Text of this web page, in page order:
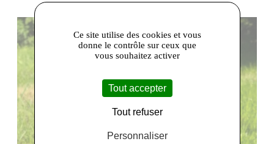
Ce site utilise des cookies et vous
donne le contrôle sur ceux que
vous souhaitez activer
Tout accepter
Tout refuser
Personnaliser